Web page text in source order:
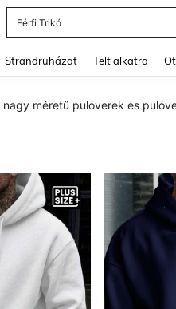
Férfi Trikó
Strandruházat Telt alkatra
nagy méretű pulóverek és